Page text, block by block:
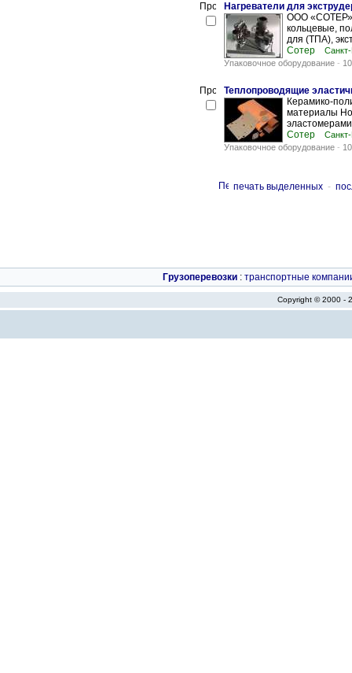
Нагреватели для
ООО «СОТЕР»
кольцевые,
для (ТПА),
Сотер
Упаковочное оборудование -
Теплопроводящие
Керамико-
материалы
Сотер
Упаковочное оборудование -
печать выделенных -
Грузоперевозки : транспортные
Copyright © 2000 -